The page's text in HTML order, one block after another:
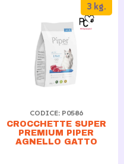
CODICE: P0586
CROCCHETTE SUPER
PREMIUM PIPER
AGNELLO GATTO
3 kg.